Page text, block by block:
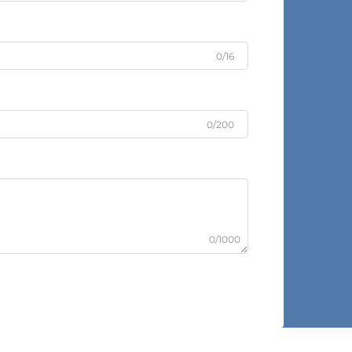
0/16
0/200
0/1000